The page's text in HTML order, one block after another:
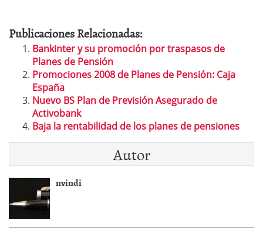
Publicaciones Relacionadas:
Bankinter y su promoción por traspasos de
Planes de Pensión
Promociones 2008 de Planes de Pensión: Caja
España
Nuevo BS Plan de Previsión Asegurado de
Activobank
Baja la rentabilidad de los planes de pensiones
Autor
nvindi